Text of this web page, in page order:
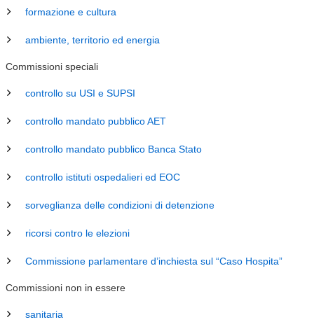
formazione e cultura
ambiente, territorio ed energia
Commissioni speciali
controllo su USI e SUPSI
controllo mandato pubblico AET
controllo mandato pubblico Banca Stato
controllo istituti ospedalieri ed EOC
sorveglianza delle condizioni di detenzione
ricorsi contro le elezioni
Commissione parlamentare d’inchiesta sul “Caso Hospita”
Commissioni non in essere
sanitaria